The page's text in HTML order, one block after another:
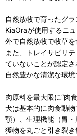
自然放牧で育ったグ
KiaOraが使用するニ
外で自然放牧で牧草を
また、トレイサビリ
ていないことが認定さ
自然豊かな清潔な環境
肉原料を最大限に“肉
犬は基本的に肉食動
顎）、生理機能（胃・
獲物を丸ごと引き裂き